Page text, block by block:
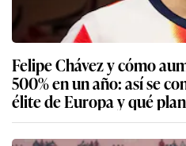
Felipe Chávez y cómo
500% en un año: así se
élite de Europa y qué